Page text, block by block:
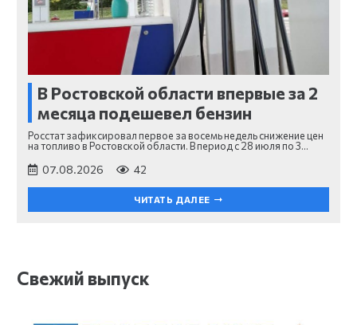
В Ростовской области впервые за 2
месяца подешевел бензин
Росстат зафиксировал первое за восемь недель снижение цен
на топливо в Ростовской области. В период с 28 июля по 3…
07.08.2026 42
ЧИТАТЬ ДАЛЕЕ
Свежий выпуск